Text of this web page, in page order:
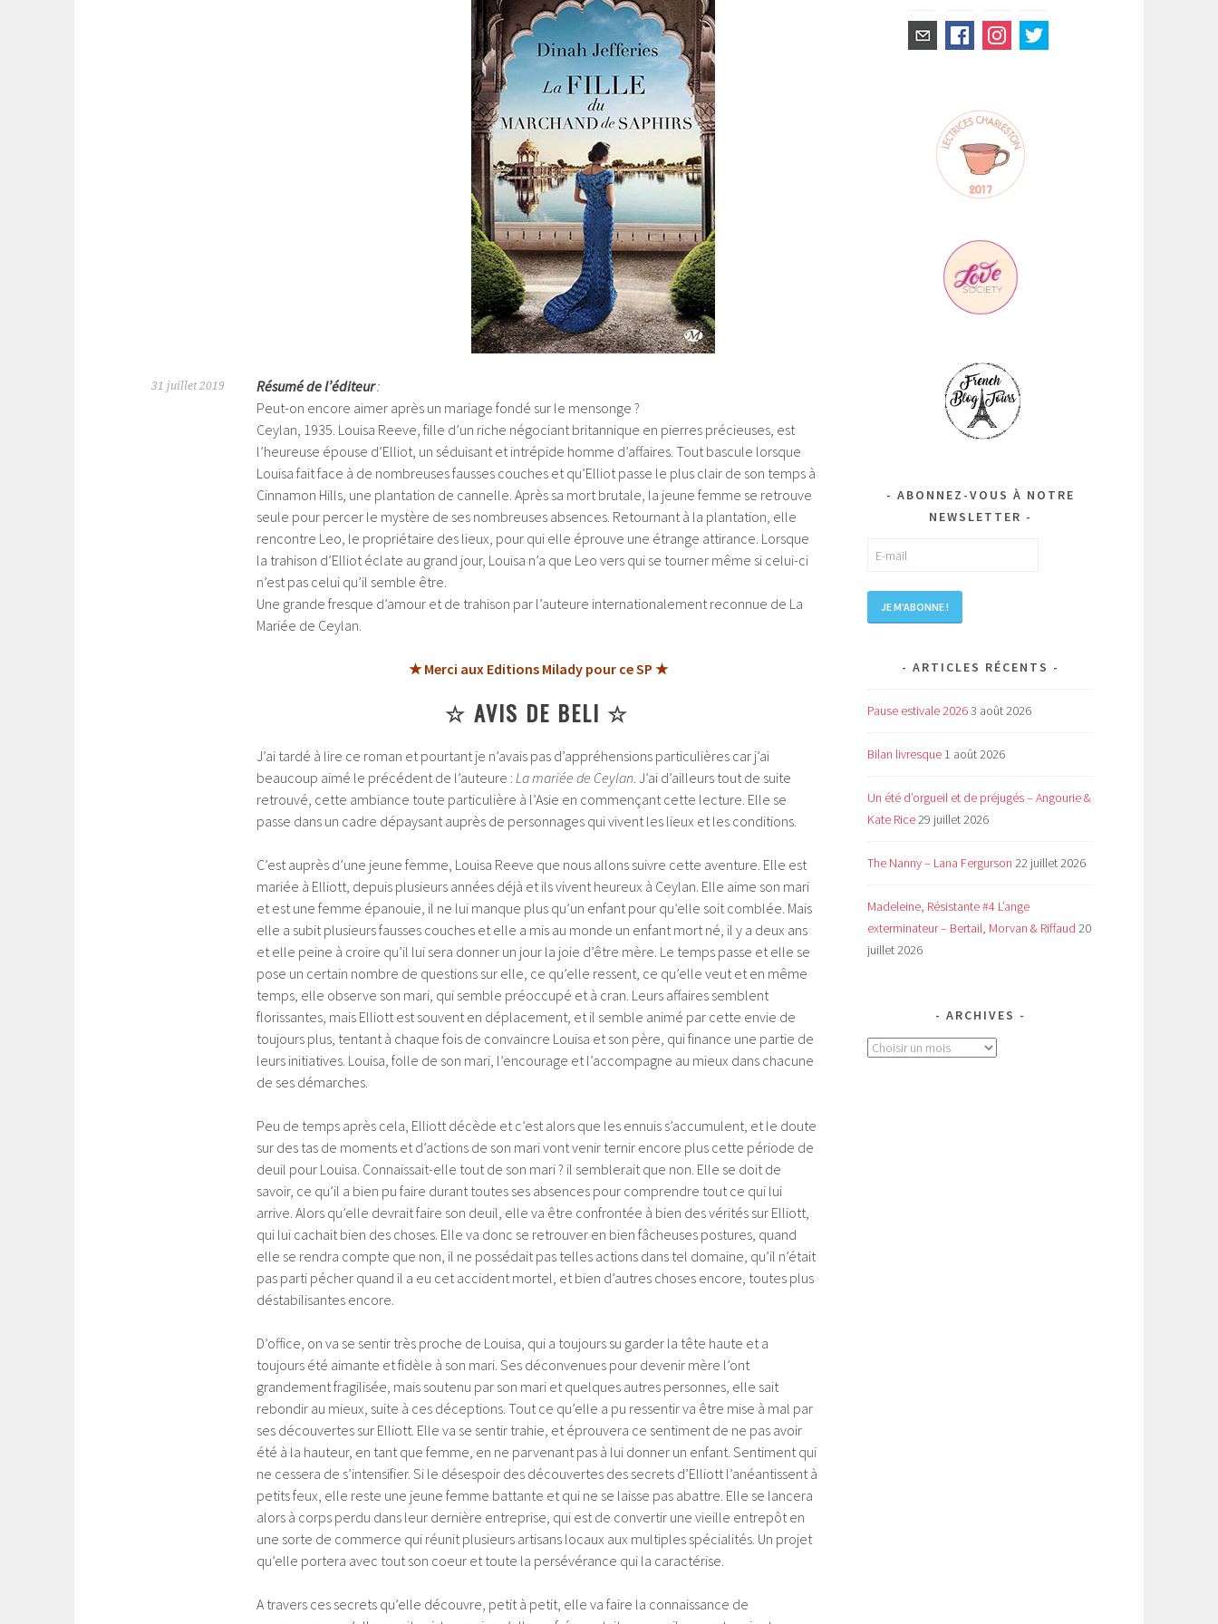
31 juillet 2019 Résumé de l’éditeur:
Peut-on encore aimer après un mariage fondé sur le mensonge ?
Ceylan, 1935. Louisa Reeve, fille d’un riche négociant britannique en pierres précieuses, est
l’heureuse épouse d’Elliot, un séduisant et intrépide homme d’affaires. Tout bascule lorsque
Louisa fait face à de nombreuses fausses couches et qu’Elliot passe le plus clair de son temps à
Cinnamon Hills, une plantation de cannelle. Après sa mort brutale, la jeune femme se retrouve
seule pour percer le mystère de ses nombreuses absences. Retournant à la plantation, elle
rencontre Leo, le propriétaire des lieux, pour qui elle éprouve une étrange attirance. Lorsque
la trahison d’Elliot éclate au grand jour, Louisa n’a que Leo vers qui se tourner même si celui-ci
n’est pas celui qu’il semble être.
Une grande fresque d’amour et de trahison par l’auteure internationalement reconnue de La
Mariée de Ceylan.
★ Merci aux Editions Milady pour ce SP ★
☆ AVIS DE BELI ☆
J’ai tardé à lire ce roman et pourtant je n’avais pas d’appréhensions particulières car j’ai
beaucoup aimé le précédent de l’auteure : La mariée de Ceylan. J’ai d’ailleurs tout de suite
retrouvé, cette ambiance toute particulière à l’Asie en commençant cette lecture. Elle se
passe dans un cadre dépaysant auprès de personnages qui vivent les lieux et les conditions.
C’est auprès d’une jeune femme, Louisa Reeve que nous allons suivre cette aventure. Elle est
mariée à Elliott, depuis plusieurs années déjà et ils vivent heureux à Ceylan. Elle aime son mari
et est une femme épanouie, il ne lui manque plus qu’un enfant pour qu’elle soit comblée. Mais
elle a subit plusieurs fausses couches et elle a mis au monde un enfant mort né, il y a deux ans
et elle peine à croire qu’il lui sera donner un jour la joie d’être mère. Le temps passe et elle se
pose un certain nombre de questions sur elle, ce qu’elle ressent, ce qu’elle veut et en même
temps, elle observe son mari, qui semble préoccupé et à cran. Leurs affaires semblent
florissantes, mais Elliott est souvent en déplacement, et il semble animé par cette envie de
toujours plus, tentant à chaque fois de convaincre Louisa et son père, qui finance une partie de
leurs initiatives. Louisa, folle de son mari, l’encourage et l’accompagne au mieux dans chacune
de ses démarches.
Peu de temps après cela, Elliott décède et c’est alors que les ennuis s’accumulent, et le doute
sur des tas de moments et d’actions de son mari vont venir ternir encore plus cette période de
deuil pour Louisa. Connaissait-elle tout de son mari ? il semblerait que non. Elle se doit de
savoir, ce qu’il a bien pu faire durant toutes ses absences pour comprendre tout ce qui lui
arrive. Alors qu’elle devrait faire son deuil, elle va être confrontée à bien des vérités sur Elliott,
qui lui cachait bien des choses. Elle va donc se retrouver en bien fâcheuses postures, quand
elle se rendra compte que non, il ne possédait pas telles actions dans tel domaine, qu’il n’était
pas parti pécher quand il a eu cet accident mortel, et bien d’autres choses encore, toutes plus
déstabilisantes encore.
D’office, on va se sentir très proche de Louisa, qui a toujours su garder la tête haute et a
toujours été aimante et fidèle à son mari. Ses déconvenues pour devenir mère l’ont
grandement fragilisée, mais soutenu par son mari et quelques autres personnes, elle sait
rebondir au mieux, suite à ces déceptions. Tout ce qu’elle a pu ressentir va être mise à mal par
ses découvertes sur Elliott. Elle va se sentir trahie, et éprouvera ce sentiment de ne pas avoir
été à la hauteur, en tant que femme, en ne parvenant pas à lui donner un enfant. Sentiment qui
ne cessera de s’intensifier. Si le désespoir des découvertes des secrets d’Elliott l’anéantissent à
petits feux, elle reste une jeune femme battante et qui ne se laisse pas abattre. Elle se lancera
alors à corps perdu dans leur dernière entreprise, qui est de convertir une vieille entrepôt en
une sorte de commerce qui réunit plusieurs artisans locaux aux multiples spécialités. Un projet
qu’elle portera avec tout son coeur et toute la persévérance qui la caractérise.
A travers ces secrets qu’elle découvre, petit à petit, elle va faire la connaissance de
ABONNEZ-VOUS À NOTRE
NEWSLETTER
ARTICLES RÉCENTS
Pause estivale 20263 août 2026
Bilan livresque 1 août 2026
Un été d’orgueil et de préjugés – Angourie &
Kate Rice29 juillet 2026
The Nanny – Lana Fergurson 22 juillet 2026
Madeleine, Résistante #4 L’ange
exterminateur – Bertail, Morvan & Riffaud 20
juillet 2026
ARCHIVES
Archives